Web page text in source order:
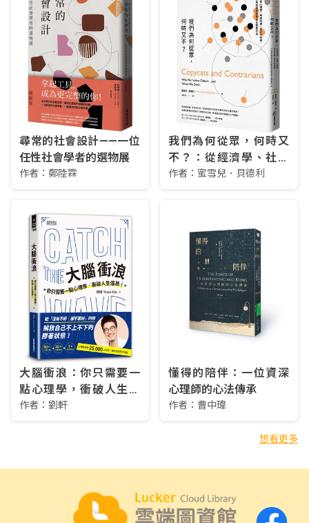
尋常的社會設計——一位
任性社會學者的選物展
作者： 鄭陸霖
我們為何從眾，何時又
不？：從經濟學、社會
心理學、神經科學、演
作者： 蜜雪兒．貝德利
大腦衝浪：你只需要一
點心理學，衝破人生僵
局！
作者： 劉軒
懂得的陪伴：一位資深
心理師的心法傳承
作者： 曹中瑋
想看更多